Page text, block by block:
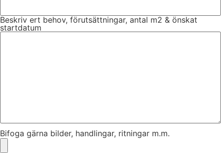
Beskriv ert behov, förutsättningar, antal m2 & önskat
startdatum
Bifoga gärna bilder, handlingar, ritningar m.m.